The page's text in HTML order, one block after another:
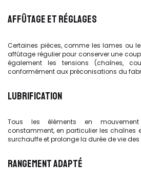
AFFÛTAGE ET RÉGLAGES
Certaines pièces, comme les lames ou
affûtage régulier pour conserver une
également les tensions (chaînes,
conformément aux préconisations du
LUBRIFICATION
Tous les éléments en
constamment, en particulier les chaînes
surchauffe et prolonge la durée de vie des
RANGEMENT ADAPTÉ